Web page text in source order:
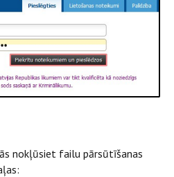
nokļūsiet failu pārsūtīšanas